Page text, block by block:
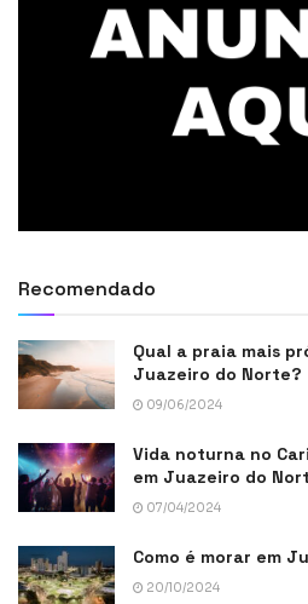
Recomendado
Qual a praia mais
Juazeiro do Norte?
09/06/2024
Vida noturna no
em Juazeiro do
07/04/2024
Como é morar em
20/10/2024